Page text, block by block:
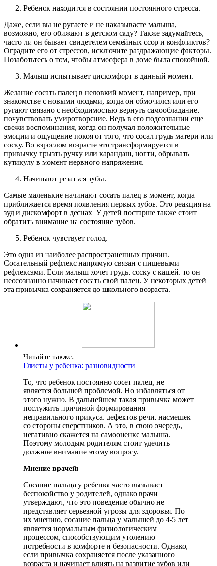
Ребенок находится в состоянии постоянного стресса.
Даже, если вы не ругаете и не наказываете малыша,
возможно, его обижают в детском саду? Также задумайтесь,
часто ли он бывает свидетелем семейных ссор и конфликтов?
Оградите его от стрессов, исключите раздражающие факторы.
Позаботьтесь о том, чтобы атмосфера в доме была спокойной.
Малыш испытывает дискомфорт в данный момент.
Желание сосать палец в неловкий момент, например, при
знакомстве с новыми людьми, когда он обмочился или его
ругают связано с необходимостью вернуть самообладание,
почувствовать умиротворение. Ведь в его подсознании еще
свежи воспоминания, когда он получал положительные
эмоции и ощущение покоя от того, что сосал грудь матери или
соску. Во взрослом возрасте это трансформируется в
привычку грызть ручку или карандаш, ногти, обрывать
кутикулу в момент нервного напряжения.
Начинают резаться зубы.
Самые маленькие начинают сосать палец в момент, когда
приближается время появления первых зубов. Это реакция на
зуд и дискомфорт в деснах. У детей постарше также стоит
обратить внимание на состояние зубов.
Ребенок чувствует голод.
Это одна из наиболее распространенных причин.
Сосательный рефлекс напрямую связан с пищевыми
рефлексами. Если малыш хочет грудь, соску с кашей, то он
неосознанно начинает сосать свой палец. У некоторых детей
эта привычка сохраняется до школьного возраста.
Читайте также:
Глисты у ребенка: разновидности
То, что ребенок постоянно сосет палец, не
является большой проблемой. Но избавляться от
этого нужно. В дальнейшем такая привычка может
послужить причиной формирования
неправильного прикуса, дефектов речи, насмешек
со стороны сверстников. А это, в свою очередь,
негативно скажется на самооценке малыша.
Поэтому молодым родителям стоит уделить
должное внимание этому вопросу.
Мнение врачей:
Сосание пальца у ребенка часто вызывает
беспокойство у родителей, однако врачи
утверждают, что это поведение обычно не
представляет серьезной угрозы для здоровья. По
их мнению, сосание пальца у малышей до 4-5 лет
является нормальным физиологическим
процессом, способствующим утолению
потребности в комфорте и безопасности. Однако,
если привычка сохраняется после указанного
возраста и начинает влиять на развитие зубов или